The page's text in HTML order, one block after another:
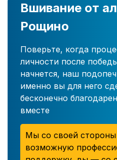
Вшивание от
Рощино
Поверьте, когда
личности после
начнется, наш
именно вы для него
бесконечно
вместе
Мы со своей
возможную